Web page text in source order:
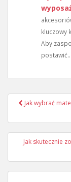
kluczowy
Aby
postawić...
Jak wybrać
Jak skutecznie